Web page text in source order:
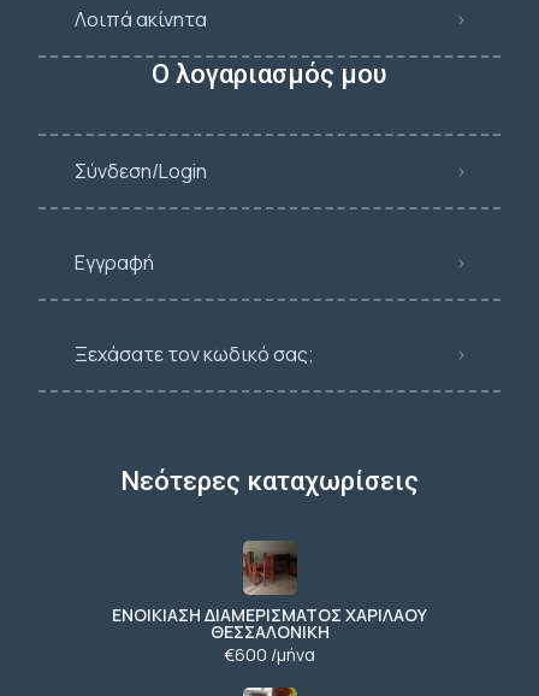
Λοιπά ακίνητα
Ο λογαριασμός μου
Σύνδεση/Login
Εγγραφή
Ξεχάσατε τον κωδικό σας;
Νεότερες καταχωρίσεις
ΕΝΟΙΚΙΑΣΗ ΔΙΑΜΕΡΙΣΜΑΤΟΣ ΧΑΡΙΛΑΟΥ
ΘΕΣΣΑΛΟΝΙΚΗ
€600 /μήνα